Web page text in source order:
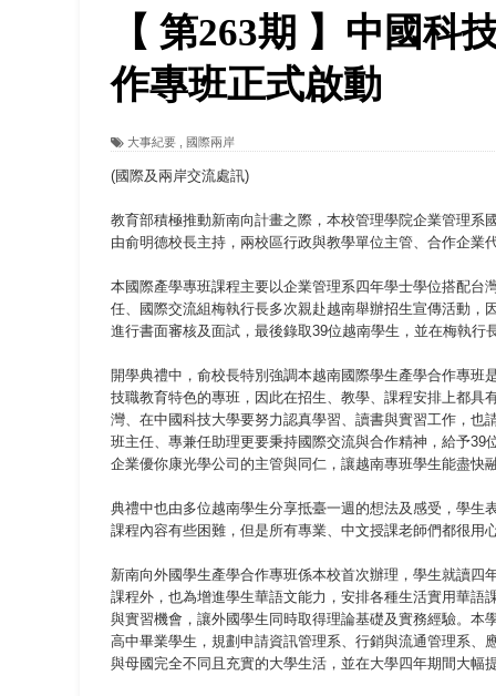
領航AI創先例！ 數媒系錄音室獲「杜比全
觀管系展現跨域創新與實作育人成效 AI智
學務處舉辦「董事長『聊』心室」 上官董
成人之美成就學生夢想 菁英學程陪伴財金
【 第263期 】中國科
作專班正式啟動
大事紀要 國際兩岸
(國際及兩岸交流處訊)
教育部積極推動新南向計畫之際，本校管理學院企業管理
由俞明德校長主持，兩校區行政與教學單位主管、合作企業
本國際產學專班課程主要以企業管理系四年學士學位搭配
任、國際交流組梅執行長多次親赴越南舉辦招生宣傳活動
進行書面審核及面試，最後錄取39位越南學生，並在梅執
開學典禮中，俞校長特別強調本越南國際學生產學合作專
技職教育特色的專班，因此在招生、教學、課程安排上都
灣、在中國科技大學要努力認真學習、讀書與實習工作，
班主任、專兼任助理更要秉持國際交流與合作精神，給予
企業優你康光學公司的主管與同仁，讓越南專班學生能盡
典禮中也由多位越南學生分享抵臺一週的想法及感受，學
課程內容有些困難，但是所有專業、中文授課老師們都很
新南向外國學生產學合作專班係本校首次辦理，學生就讀
課程外，也為增進學生華語文能力，安排各種生活實用華
與實習機會，讓外國學生同時取得理論基礎及實務經驗。
高中畢業學生，規劃申請資訊管理系、行銷與流通管理系
與母國完全不同且充實的大學生活，並在大學四年期間大幅